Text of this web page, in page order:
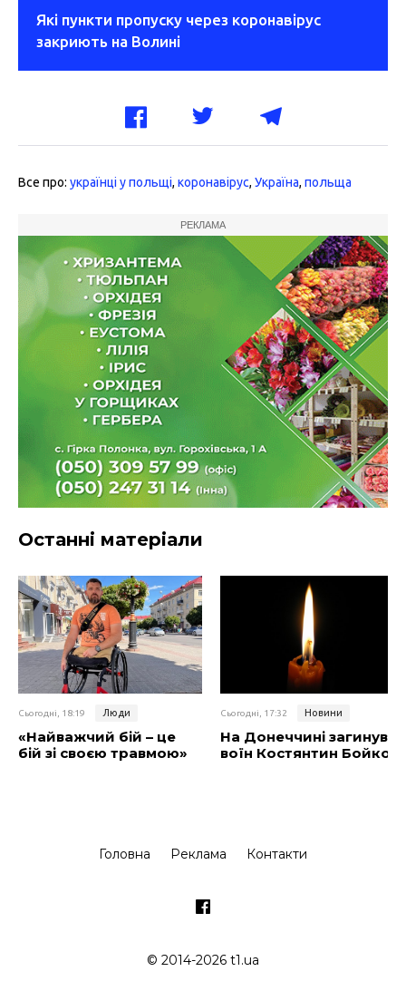
Які пункти пропуску через коронавірус
закриють на Волині
Все про: українці у польщі, коронавірус, Україна, польща
РЕКЛАМА
Останні матеріали
Сьогодні, 18:19 Люди
«Найважчий бій – це
бій зі своєю травмою»
Сьогодні, 17:32 Новини
На Донеччині загинув
воїн Костянтин Бойко
Головна Реклама Контакти
© 2014-2026 t1.ua